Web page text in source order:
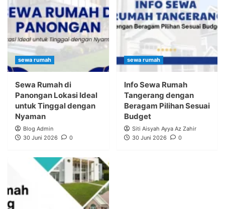
sewa rumah
Sewa Rumah di
Panongan Lokasi Ideal
untuk Tinggal dengan
Nyaman
Blog Admin
30 Juni 2026
0
sewa rumah
Info Sewa Rumah
Tangerang dengan
Beragam Pilihan Sesuai
Budget
Siti Aisyah Ayya Az Zahir
30 Juni 2026
0